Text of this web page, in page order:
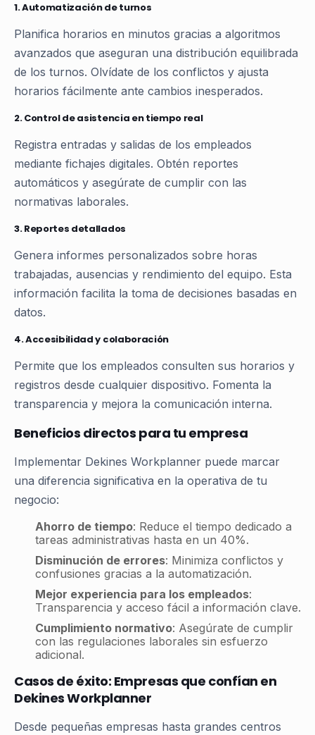
1.Automatización de turnos
Planifica horarios en minutos gracias a algoritmos
avanzados que aseguran una distribución equilibrada
de los turnos. Olvídate de los conflictos y ajusta
horarios fácilmente ante cambios inesperados.
2.Control de asistencia en tiempo real
Registra entradas y salidas de los empleados
mediante fichajes digitales. Obtén reportes
automáticos y asegúrate de cumplir con las
normativas laborales.
3.Reportes detallados
Genera informes personalizados sobre horas
trabajadas, ausencias y rendimiento del equipo. Esta
información facilita la toma de decisiones basadas en
datos.
4.Accesibilidad y colaboración
Permite que los empleados consulten sus horarios y
registros desde cualquier dispositivo. Fomenta la
transparencia y mejora la comunicación interna.
Beneficios directos para tu empresa
Implementar Dekines Workplanner puede marcar
una diferencia significativa en la operativa de tu
negocio:
Ahorro de tiempo: Reduce el tiempo dedicado a
tareas administrativas hasta en un 40%.
Disminución de errores: Minimiza conflictos y
confusiones gracias a la automatización.
Mejor experiencia para los empleados:
Transparencia y acceso fácil a información clave.
Cumplimiento normativo: Asegúrate de cumplir
con las regulaciones laborales sin esfuerzo
adicional.
Casos de éxito: Empresas que confían en
Dekines Workplanner
Desde pequeñas empresas hasta grandes centros